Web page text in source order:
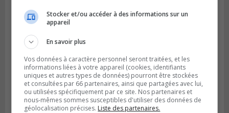
CANDIAC
Publié le 27 juillet 2026 à 14h40
Candiac propulse sa transition verte
Stocker et/ou accéder à des informations sur un
appareil
En savoir plus
Vos données à caractère personnel seront traitées, et les
informations liées à votre appareil (cookies, identifiants
uniques et autres types de données) pourront être stockées
et consultées par 66 partenaires, ainsi que partagées avec lui,
ou utilisées spécifiquement par ce site. Nos partenaires et
nous-mêmes sommes susceptibles d'utiliser des données de
géolocalisation précises. Liste des partenaires.